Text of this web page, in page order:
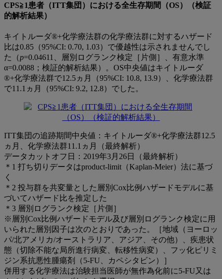
CPS≧1患者（ITT集団）における全生存期間（OS）（検証
的解析結果）
キイトルーダ®+化学療法群の化学療法群に対するハザード
比は0.85（95%CI: 0.70, 1.03）で優越性は示されませんでし
た（p=0.04611、層別ログランク検定［片側］、有意水準
α=0.0088；検証的解析結果）。OS中央値はキイトルーダ
®+化学療法群で12.5ヵ月（95%CI: 10.8, 13.9）、化学療法群
で11.1ヵ月（95%CI: 9.2, 12.8）でした。
ITT集団の追跡期間中央値：キイトルーダ®+化学療法群12.5
ヵ月、化学療法群11.1ヵ月（最終解析）
データカットオフ日：2019年3月26日（最終解析）
＊1 打ち切りデータはproduct-limit（Kaplan-Meier）法に基づ
く
＊2 投与群を共変量とした層別Cox比例ハザードモデルに基
づいてハザード比を推定した
＊3 層別ログランク検定［片側］
※層別Cox比例ハザードモデル及び層別ログランク検定に用
いられた層別因子は次のとおりであった。［地域（ヨーロッ
パ/北アメリカ/オーストラリア、アジア、その他）、疾患状
態（切除不能な局所進行病変、転移性病変）、フッ化ピリミ
ジン系抗悪性腫瘍剤（5-FU、カペシタビン）］
併用する化学療法は治験担当医師が無作為化前に5-FU又は